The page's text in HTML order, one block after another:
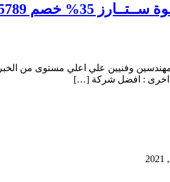
0539205789
وفنيين علي اعلي مستوى من الخبرة
اخرى : افضل شركة […]